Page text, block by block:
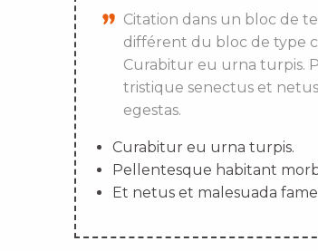
Citation dans un bloc de
différent du bloc de type
Curabitur eu urna turpis.
tristique senectus et
egestas.
Curabitur eu urna turpis.
Pellentesque habitant
Et netus et malesuada